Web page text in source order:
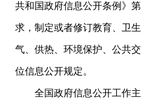
共和国政府信息公开条例》
求，制定或者修订教育、卫
气、供热、环境保护、公共
位信息公开规定。
全国政府信息公开工作主